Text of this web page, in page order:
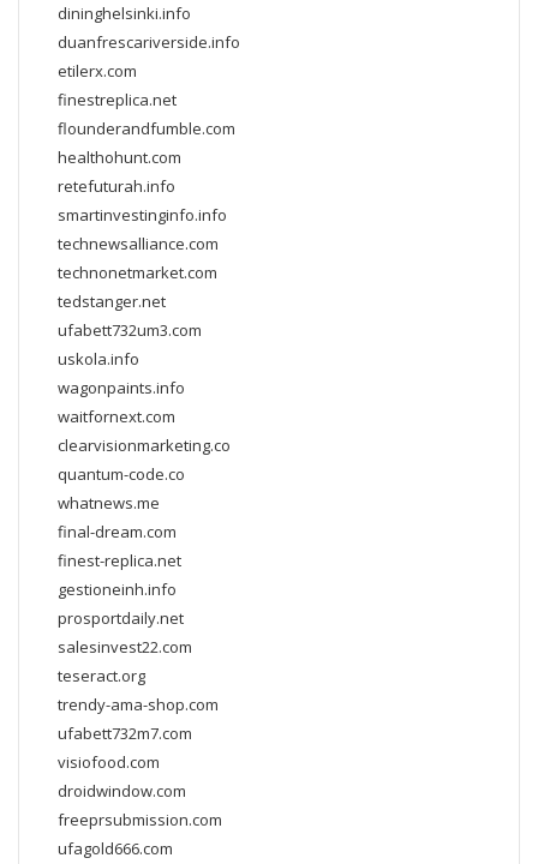
dininghelsinki.info
duanfrescariverside.info
etilerx.com
finestreplica.net
flounderandfumble.com
healthohunt.com
retefuturah.info
smartinvestinginfo.info
technewsalliance.com
technonetmarket.com
tedstanger.net
ufabett732um3.com
uskola.info
wagonpaints.info
waitfornext.com
clearvisionmarketing.co
quantum-code.co
whatnews.me
final-dream.com
finest-replica.net
gestioneinh.info
prosportdaily.net
salesinvest22.com
teseract.org
trendy-ama-shop.com
ufabett732m7.com
visiofood.com
droidwindow.com
freeprsubmission.com
ufagold666.com